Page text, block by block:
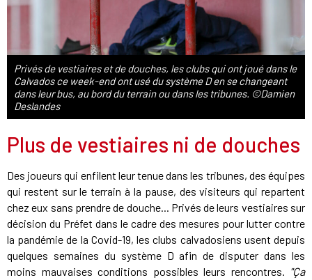
Privés de vestiaires et de douches, les clubs qui ont joué dans le
Calvados ce week-end ont usé du système D en se changeant
dans leur bus, au bord du terrain ou dans les tribunes. ©Damien
Deslandes
Plus de vestiaires ni de douches
Des joueurs qui enfilent leur tenue dans les tribunes, des équipes
qui restent sur le terrain à la pause, des visiteurs qui repartent
chez eux sans prendre de douche... Privés de leurs vestiaires sur
décision du Préfet dans le cadre des mesures pour lutter contre
la pandémie de la Covid-19, les clubs calvadosiens usent depuis
quelques semaines du système D afin de disputer dans les
moins mauvaises conditions possibles leurs rencontres. "Ça